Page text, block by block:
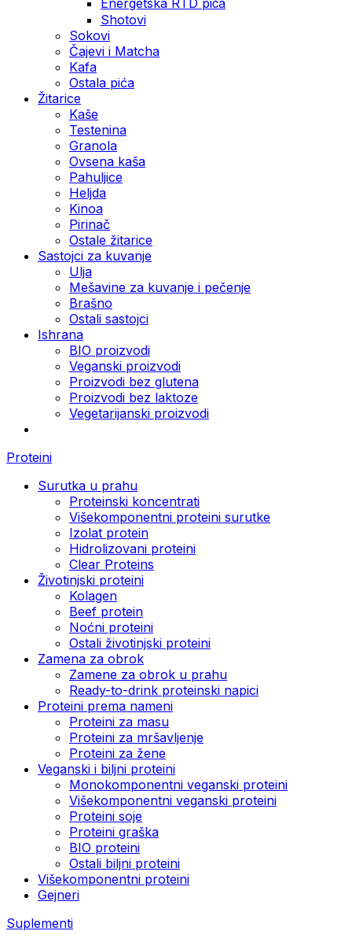
Shotovi
Sokovi
Čajevi i Matcha
Kafa
Ostala pića
Žitarice
Kaše
Testenina
Granola
Ovsena kaša
Pahuljice
Heljda
Kinoa
Pirinač
Ostale žitarice
Sastojci za kuvanje
Ulja
Mešavine za kuvanje i pečenje
Brašno
Ostali sastojci
Ishrana
BIO proizvodi
Veganski proizvodi
Proizvodi bez glutena
Proizvodi bez laktoze
Vegetarijanski proizvodi
Proteini
Surutka u prahu
Proteinski koncentrati
Višekomponentni proteini surutke
Izolat protein
Hidrolizovani proteini
Clear Proteins
Životinjski proteini
Kolagen
Beef protein
Noćni proteini
Ostali životinjski proteini
Zamena za obrok
Zamene za obrok u prahu
Ready-to-drink proteinski napici
Proteini prema nameni
Proteini za masu
Proteini za mršavljenje
Proteini za žene
Veganski i biljni proteini
Monokomponentni veganski proteini
Višekomponentni veganski proteini
Proteini soje
Proteini graška
BIO proteini
Ostali biljni proteini
Višekomponentni proteini
Gejneri
Suplementi